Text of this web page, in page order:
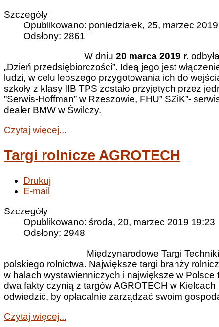
Szczegóły
Opublikowano: poniedziałek, 25, marzec
Odsłony: 2861
W dniu 20 marca 2019 r.
„Dzień przedsiębiorczości”. Ideą jego jest
ludzi, w celu lepszego przygotowania ich do
szkoły z klasy IIB TPS zostało przyjętych przez
”Serwis-Hoffman” w Rzeszowie, FHU” SZiK”-
dealer BMW w Świlczy.
Czytaj więcej...
Targi rolnicze AGROTECH
Drukuj
E-mail
Szczegóły
Opublikowano: środa, 20, marzec 2019 19:23
Odsłony: 2948
Międzynarodowe Targi
polskiego rolnictwa. Największe targi branży
w halach wystawienniczych i największe w
dwa fakty czynią z targów AGROTECH w
odwiedzić, by opłacalnie zarządzać swoim
Czytaj więcej...